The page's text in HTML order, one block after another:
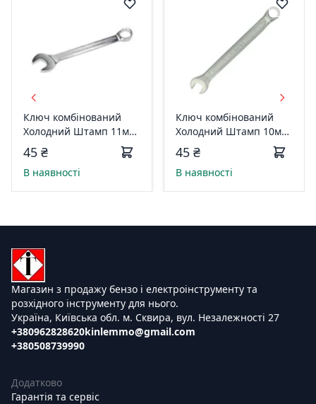
Ключ комбiнований
Холодний Штамп 11мм
з підв. HAISSER 83555
45 ₴
В наявності
Ключ комбiнований
Холодний Штамп 10мм
з підв. HAISSER 83554
45 ₴
В наявності
Магазин з продажу бензо і електроінструменту та
розхідного інструменту для нього.
Україна, Київська обл. м. Сквира, вул. Незалежності 27
+380962828620
+380508739990
kinlemmo@gmail.com
Додатково
Гарантія та сервіс